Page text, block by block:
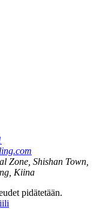
Zone, Shishan Town,
Kiina
pidätetään.